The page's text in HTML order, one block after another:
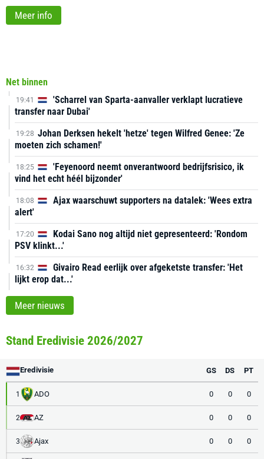
Net binnen
19:41
'Scharrel van Sparta-aanvaller verklapt lucratieve
transfer naar Dubai'
19:28 Johan Derksen hekelt 'hetze' tegen Wilfred Genee: 'Ze
moeten zich schamen!'
18:25
'Feyenoord neemt onverantwoord bedrijfsrisico, ik
vind het echt héél bijzonder'
18:08
Ajax waarschuwt supporters na datalek: 'Wees extra
alert'
17:20
Kodai Sano nog altijd niet gepresenteerd: 'Rondom
PSV klinkt...'
16:32
Givairo Read eerlijk over afgeketste transfer: 'Het
lijkt erop dat...'
Meer nieuws
Meer info
Stand Eredivisie 2026/2027
Eredivisie GS DS PT
1 ADO 0 0 0
2 AZ 0 0 0
3 Ajax 0 0 0